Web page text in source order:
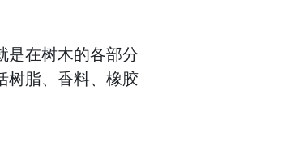
是在树木的各部分
树脂、香料、橡胶